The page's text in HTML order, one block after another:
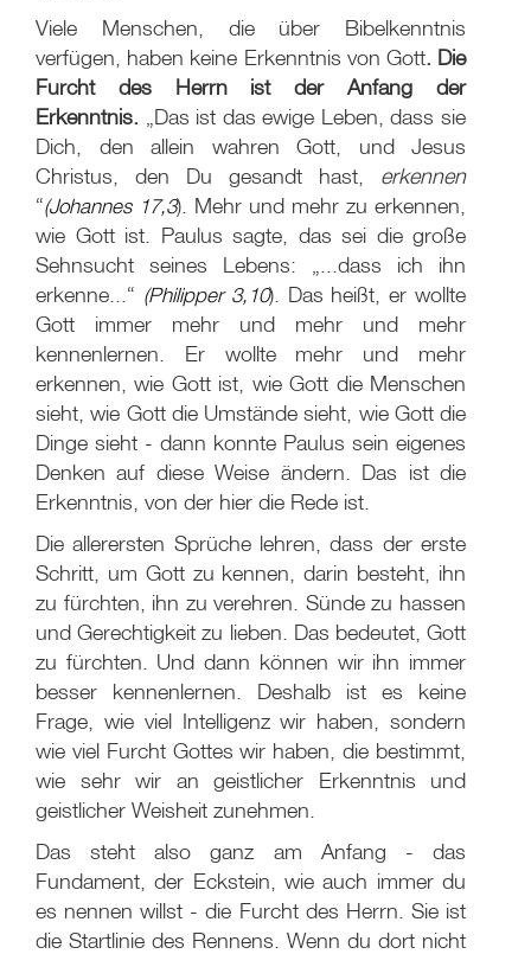
Viele Menschen, die über Bibelkenntnis
verfügen, haben keine Erkenntnis von Gott. Die
Furcht des Herrn ist der Anfang der
Erkenntnis. „Das ist das ewige Leben, dass sie
Dich, den allein wahren Gott, und Jesus
Christus, den Du gesandt hast, erkennen
“(Johannes 17,3). Mehr und mehr zu erkennen,
wie Gott ist. Paulus sagte, das sei die große
Sehnsucht seines Lebens: „...dass ich ihn
erkenne...“ (Philipper 3,10). Das heißt, er wollte
Gott immer mehr und mehr und mehr
kennenlernen. Er wollte mehr und mehr
erkennen, wie Gott ist, wie Gott die Menschen
sieht, wie Gott die Umstände sieht, wie Gott die
Dinge sieht - dann konnte Paulus sein eigenes
Denken auf diese Weise ändern. Das ist die
Erkenntnis, von der hier die Rede ist.
Die allerersten Sprüche lehren, dass der erste
Schritt, um Gott zu kennen, darin besteht, ihn
zu fürchten, ihn zu verehren. Sünde zu hassen
und Gerechtigkeit zu lieben. Das bedeutet, Gott
zu fürchten. Und dann können wir ihn immer
besser kennenlernen. Deshalb ist es keine
Frage, wie viel Intelligenz wir haben, sondern
wie viel Furcht Gottes wir haben, die bestimmt,
wie sehr wir an geistlicher Erkenntnis und
geistlicher Weisheit zunehmen.
Das steht also ganz am Anfang - das
Fundament, der Eckstein, wie auch immer du
es nennen willst - die Furcht des Herrn. Sie ist
die Startlinie des Rennens. Wenn du dort nicht